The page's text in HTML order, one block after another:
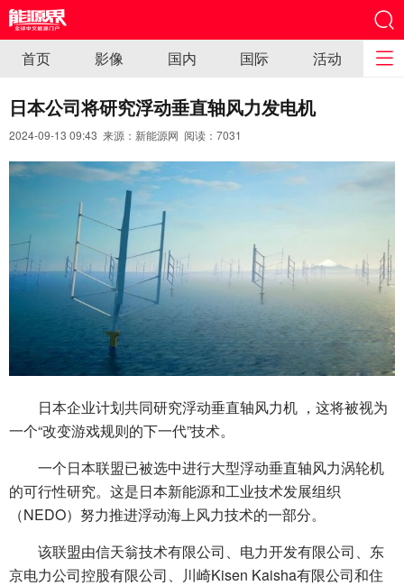
首页 影像 国内 国际 活动
日本公司将研究浮动垂直轴风力发电机
2024-09-13 09:43 来源：新能源网 阅读： 7031
日本企业计划共同研究浮动垂直轴风力机 ，这将被视为
一个“改变游戏规则的下一代”技术。
一个日本联盟已被选中进行大型浮动垂直轴风力涡轮机
的可行性研究。这是日本新能源和工业技术发展组织
（NEDO）努力推进浮动海上风力技术的一部分。
该联盟由信天翁技术有限公司、电力开发有限公司、东
京电力公司控股有限公司、川崎Kisen Kaisha有限公司和住